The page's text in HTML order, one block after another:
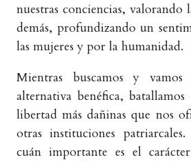
nuestras conciencias,
demás, profundizando un
las mujeres y por la humanidad.
Mientras buscamos y vamos
alternativa benéfica,
libertad más dañinas que nos
otras instituciones
cuán importante es el